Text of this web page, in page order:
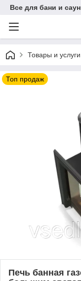
Все для бани и
Товары и услуги
Топ продаж
Печь банная